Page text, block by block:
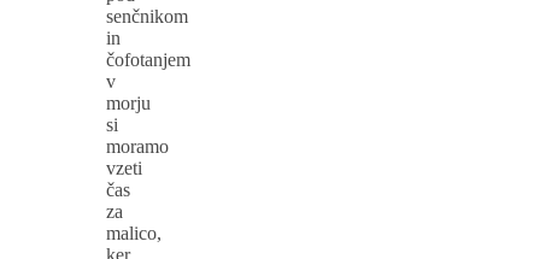
senčnikom
in
čofotanjem
v
morju
si
moramo
vzeti
čas
za
malico,
ker